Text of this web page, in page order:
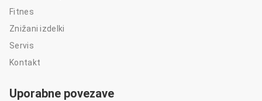
Fitnes
Znižani izdelki
Servis
Kontakt
Uporabne povezave